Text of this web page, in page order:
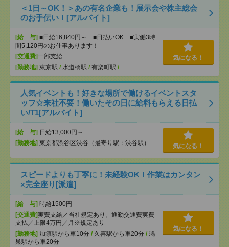
＜1日～OK！＞あの有名企業も！展示会や株主総会
のお手伝い！[アルバイト]
[給 与] ■日給16,840円～ ■日払いOK ■実働3時
間5,120円のお仕事あります！
[交通費]一部支給
[勤務地] 東京駅 / 水道橋駅 / 有楽町駅 / …
気になる！
人気イベントも！好きな場所で働けるイベントスタ
ッフ☆来社不要！働いたその日に給料もらえる日払
い/T1[アルバイト]
[給 与] 日給13,000円～
[勤務地] 東京都渋谷区渋谷（最寄り駅：渋谷駅） 気になる！
スピードよりも丁寧に！未経験OK！作業はカンタン
×完全座り[派遣]
[給 与] 時給1500円
[交通費]実費支給／当社規定あり。通勤交通費実費
支払／上限4万円／月※規定あり
[勤務地] 加須駅から車10分 / 久喜駅から車20分 / 鴻
巣駅から車20分
気になる！